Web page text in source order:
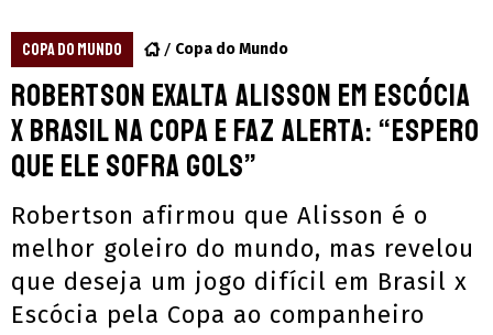
COPA DO MUNDO Copa do Mundo
Robertson exalta Alisson em Escócia
x Brasil na Copa e faz alerta: “Espero
que ele sofra gols”
Robertson afirmou que Alisson é o
melhor goleiro do mundo, mas revelou
que deseja um jogo difícil em Brasil x
Escócia pela Copa ao companheiro